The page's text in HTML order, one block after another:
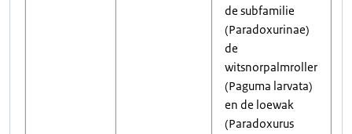
de subfamilie
(Paradoxurinae)
de
witsnorpalmroller
(Paguma larvata)
en de loewak
(Paradoxurus